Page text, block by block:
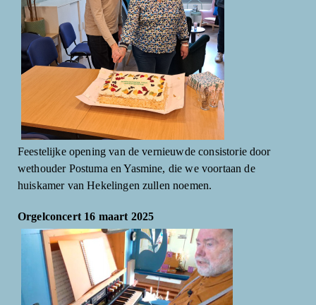
Feestelijke opening van de vernieuwde consistorie door
wethouder Postuma en Yasmine, die we voortaan de
huiskamer van Hekelingen zullen noemen.
Orgelconcert 16 maart 2025